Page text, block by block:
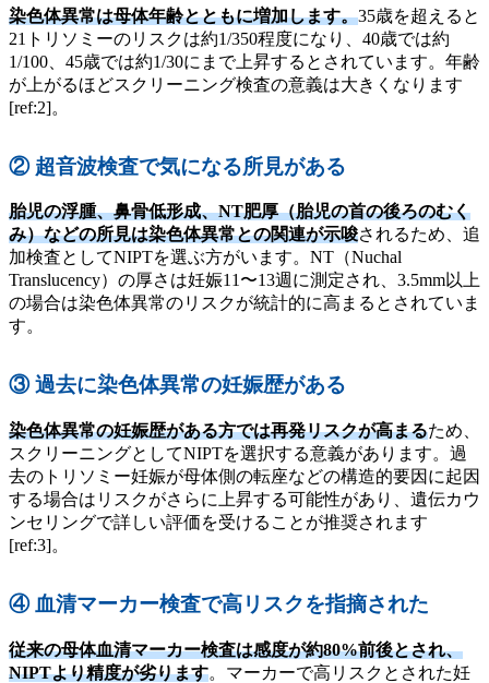
染色体異常は母体年齢とともに増加します。35歳を超えると
21トリソミーのリスクは約1/350程度になり、40歳では約
1/100、45歳では約1/30にまで上昇するとされています。年齢
が上がるほどスクリーニング検査の意義は大きくなります
[ref:2]。
② 超音波検査で気になる所見がある
胎児の浮腫、鼻骨低形成、NT肥厚（胎児の首の後ろのむく
み）などの所見は染色体異常との関連が示唆されるため、追
加検査としてNIPTを選ぶ方がいます。NT（Nuchal
Translucency）の厚さは妊娠11〜13週に測定され、3.5mm以上
の場合は染色体異常のリスクが統計的に高まるとされていま
す。
③ 過去に染色体異常の妊娠歴がある
染色体異常の妊娠歴がある方では再発リスクが高まるため、
スクリーニングとしてNIPTを選択する意義があります。過
去のトリソミー妊娠が母体側の転座などの構造的要因に起因
する場合はリスクがさらに上昇する可能性があり、遺伝カウ
ンセリングで詳しい評価を受けることが推奨されます
[ref:3]。
④ 血清マーカー検査で高リスクを指摘された
従来の母体血清マーカー検査は感度が約80%前後とされ、
NIPTより精度が劣ります。マーカーで高リスクとされた妊